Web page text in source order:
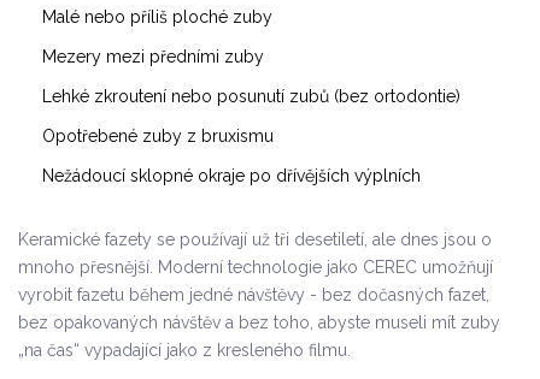
Malé nebo příliš ploché zuby
Mezery mezi předními zuby
Lehké zkroutení nebo posunutí zubů (bez ortodontie)
Opotřebené zuby z bruxismu
Nežádoucí sklopné okraje po dřívějších výplních
Keramické fazety se používají už tři desetiletí, ale dnes jsou o
mnoho přesnější. Moderní technologie jako CEREC umožňují
vyrobit fazetu během jedné návštěvy - bez dočasných fazet,
bez opakovaných návštěv a bez toho, abyste museli mít zuby
„na čas“ vypadající jako z kresleného filmu.